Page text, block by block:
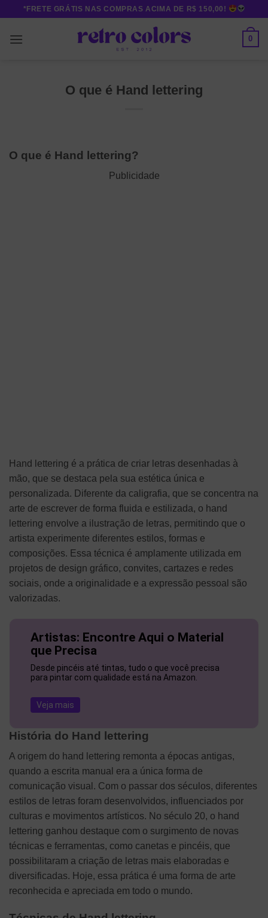
content
*FRETE GRÁTIS NAS COMPRAS ACIMA DE R$ 150,00!
0
O que é Hand lettering
O que é Hand lettering?
Publicidade
Hand lettering é a prática de criar letras desenhadas à
mão, que se destaca pela sua estética única e
personalizada. Diferente da caligrafia, que se concentra na
arte de escrever de forma fluida e estilizada, o hand
lettering envolve a ilustração de letras, permitindo que o
artista experimente diferentes estilos, formas e
composições. Essa técnica é amplamente utilizada em
projetos de design gráfico, convites, cartazes e redes
sociais, onde a originalidade e a expressão pessoal são
valorizadas.
Artistas: Encontre Aqui o Material
que Precisa
Desde pincéis até tintas, tudo o que você precisa
para pintar com qualidade está na Amazon.
Veja mais
História do Hand lettering
A origem do hand lettering remonta a épocas antigas,
quando a escrita manual era a única forma de
comunicação visual. Com o passar dos séculos, diferentes
estilos de letras foram desenvolvidos, influenciados por
culturas e movimentos artísticos. No século 20, o hand
lettering ganhou destaque com o surgimento de novas
técnicas e ferramentas, como canetas e pincéis, que
possibilitaram a criação de letras mais elaboradas e
diversificadas. Hoje, essa prática é uma forma de arte
reconhecida e apreciada em todo o mundo.